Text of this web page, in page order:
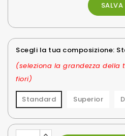
Scegli la tua composizione:
(seleziona la grandezza della
fiori)
Standard Superior